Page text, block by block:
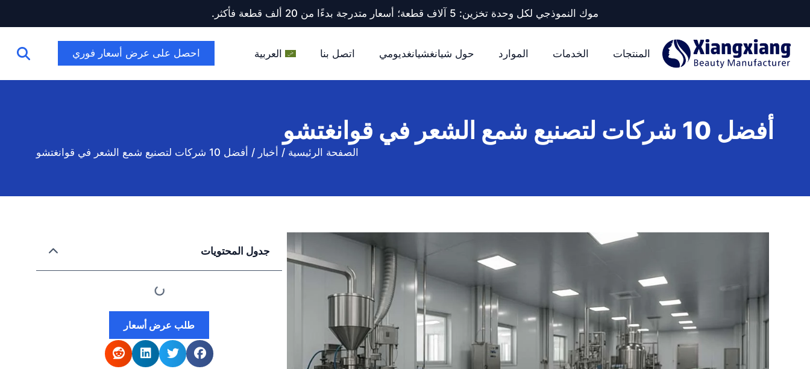
موك النموذجي لكل وحدة تخزين: 5 آلاف قطعة؛ أسعار متدرجة بدءًا من 20 ألف قطعة فأكثر.
المنتجات الخدمات الموارد حول شيانغشيانغديومي اتصل بنا العربية احصل على عرض أسعار فوري
أفضل 10 شركات لتصنيع شمع الشعر في قوانغتشو
الصفحة الرئيسية / أخبار / أفضل 10 شركات لتصنيع شمع الشعر في قوانغتشو
جدول المحتويات
طلب عرض أسعار